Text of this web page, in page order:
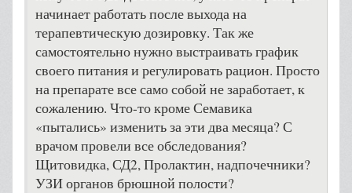
начинает работать после выхода на
терапевтическую дозировку. Так же
самостоятельно нужно выстраивать график
своего питания и регулировать рацион. Просто
на препарате все само собой не заработает, к
сожалению. Что-то кроме Семавика
«пытались» изменить за эти два месяца? С
врачом провели все обследования?
Щитовидка, СД2, Пролактин, надпочечники?
УЗИ органов брюшной полости?